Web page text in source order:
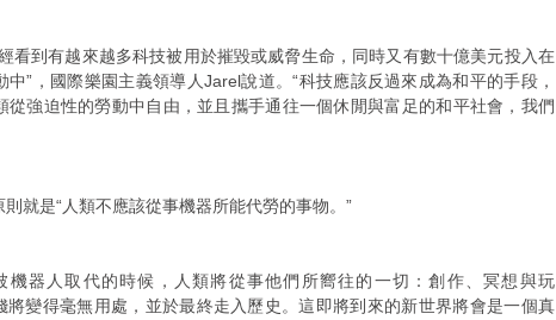
看到有越來越多科技被用於摧毀或威脅生命，同時又有數十億美元投入在
”，國際樂園主義領導人Jarel說道。“科技應該反過來成為和平的手段，
從強迫性的勞動中自由，並且攜手通往一個休閒與富足的和平社會，我們
就是“人類不應該從事機器所能代勞的事物。”
機器人取代的時候，人類將從事他們所嚮往的一切：創作、冥想與玩
將變得毫無用處，並於最終走入歷史。這即將到來的新世界將會是一個真